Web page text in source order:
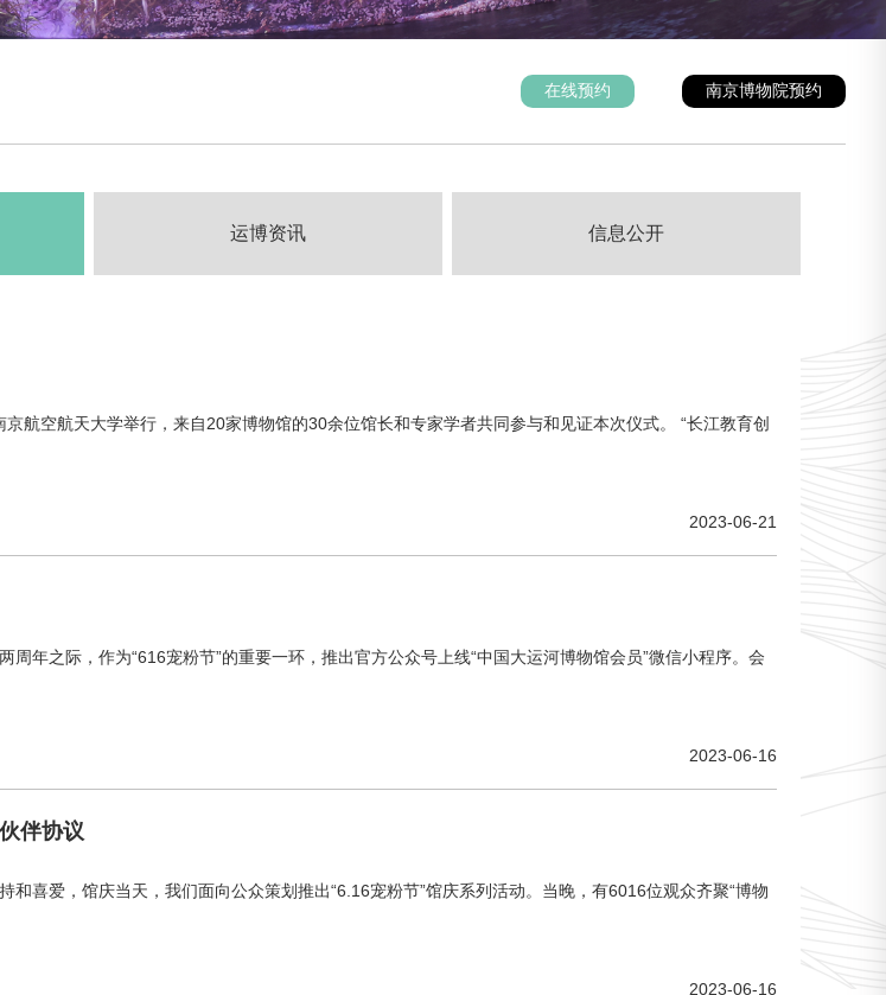
南京博物院预约
在线预约
运博资讯 信息公开
航空航天大学举行，来自20家博物馆的30余位馆长和专家学者共同参与和见证本次仪式。 “长江教育创
2023-06-21
年之际，作为“616宠粉节”的重要一环，推出官方公众号上线“中国大运河博物馆会员”微信小程序。会
2023-06-16
伴协议
喜爱，馆庆当天，我们面向公众策划推出“6.16宠粉节”馆庆系列活动。当晚，有6016位观众齐聚“博物
2023-06-16